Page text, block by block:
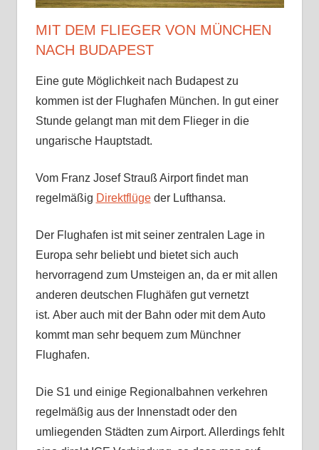
Tipps
Erfahrungen
MIT DEM FLIEGER VON MÜNCHEN
NACH BUDAPEST
Eine gute Möglichkeit nach Budapest zu
kommen ist der Flughafen München. In gut einer
Stunde gelangt man mit dem Flieger in die
ungarische Hauptstadt.
Vom Franz Josef Strauß Airport findet man
regelmäßig Direktflügeder Lufthansa.
Der Flughafen ist mit seiner zentralen Lage in
Europa sehr beliebt und bietet sich auch
hervorragend zum Umsteigen an, da er mit allen
anderen deutschen Flughäfen gut vernetzt
ist. Aber auch mit der Bahn oder mit dem Auto
kommt man sehr bequem zum Münchner
Flughafen.
Die S1 und einige Regionalbahnen verkehren
regelmäßig aus der Innenstadt oder den
umliegenden Städten zum Airport. Allerdings fehlt